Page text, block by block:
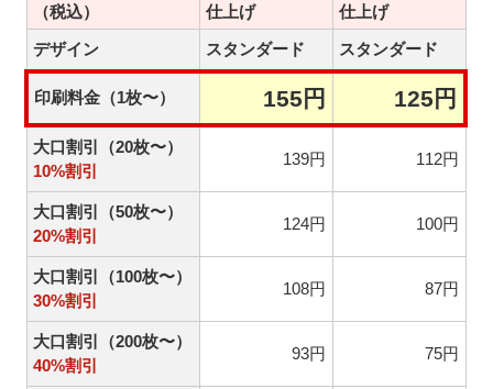
（税込）
仕上げ
仕上げ
デザイン
スタンダード スタンダード
印刷料金（1枚〜） 155円 125円
大口割引（20枚〜）
10%割引
139円 112円
大口割引（50枚〜）
20%割引
124円 100円
大口割引（100枚〜）
30%割引
108円 87円
大口割引（200枚〜）
40%割引
93円 75円